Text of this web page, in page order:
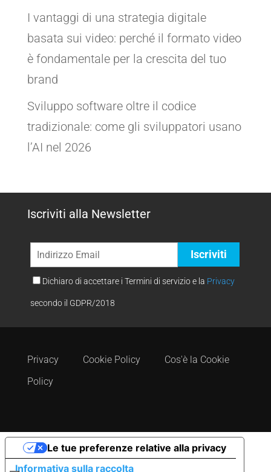
I vantaggi di una strategia digitale
basata sui video: perché il formato video
è fondamentale per la crescita del tuo
brand
Sviluppo software oltre il codice
tradizionale: come gli sviluppatori usano
l’AI nel 2026
Iscriviti alla Newsletter
Dichiaro di accettare i Termini di servizio e la Privacy
secondo il GDPR/2018
Privacy Cookie Policy
Cos'è la Cookie
Policy
Informativa sulla raccolta
Le tue preferenze relative alla privacy